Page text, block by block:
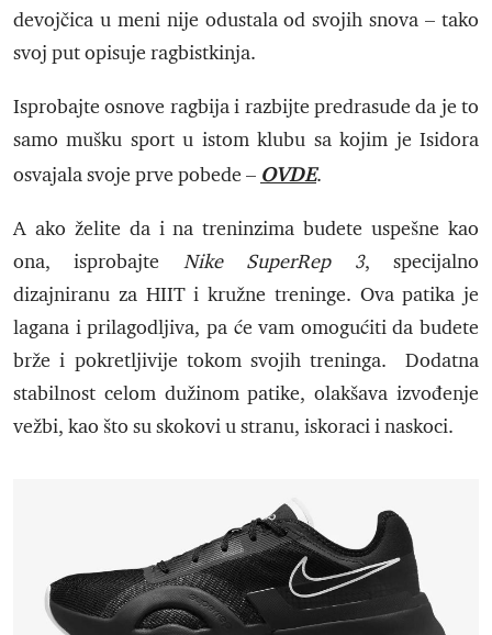
devojčica u meni nije odustala od svojih snova – tako
svoj put opisuje ragbistkinja.
Isprobajte osnove ragbija i razbijte predrasude da je to
samo mušku sport u istom klubu sa kojim je Isidora
osvajala svoje prve pobede – OVDE.
A ako želite da i na treninzima budete uspešne kao
ona, isprobajte Nike SuperRep 3, specijalno
dizajniranu za HIIT i kružne treninge. Ova patika je
lagana i prilagodljiva, pa će vam omogućiti da budete
brže i pokretljivije tokom svojih treninga. Dodatna
stabilnost celom dužinom patike, olakšava izvođenje
vežbi, kao što su skokovi u stranu, iskoraci i naskoci.